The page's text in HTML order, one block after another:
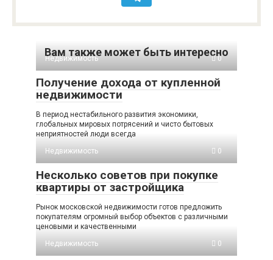
Вам также может быть интересно
Недвижимость 0
Получение дохода от купленной
недвижимости
В период нестабильного развития экономики,
глобальных мировых потрясений и чисто бытовых
неприятностей люди всегда
Недвижимость
0
Несколько советов при покупке
квартиры от застройщика
Рынок московской недвижимости готов предложить
покупателям огромный выбор объектов с различными
ценовыми и качественными
Недвижимость
0